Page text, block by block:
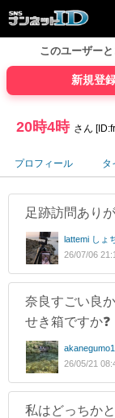
このユーザー
新規登
20時4時 さん
プロフィール タ
足跡訪問あり
lattemi しょ
26/07/06
奈良すごい良
せき箱ですか❓
26/05/21
私はどっちか